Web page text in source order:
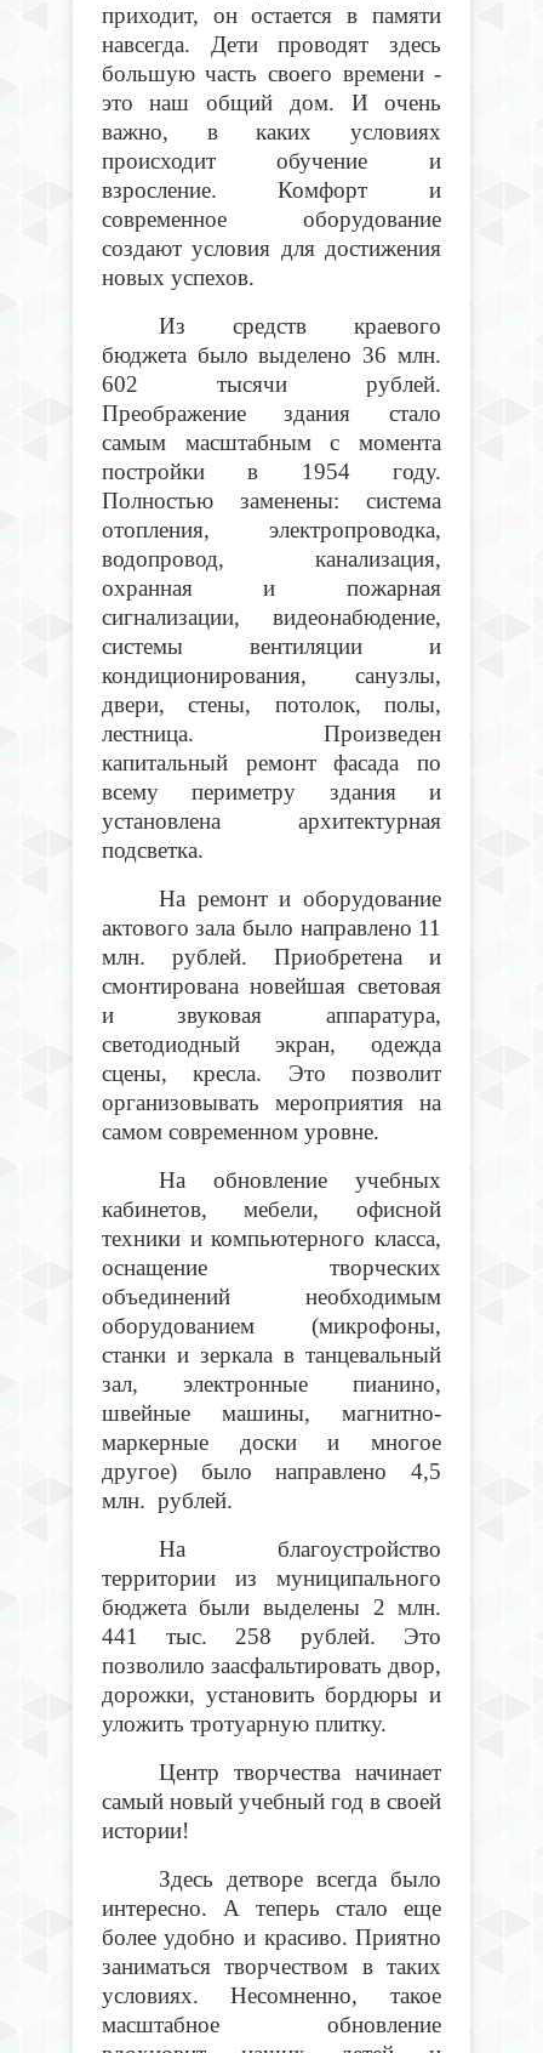
приходит, он остается в памяти
навсегда. Дети проводят здесь
большую часть своего времени -
это наш общий дом. И очень
важно, в каких условиях
происходит обучение и
взросление. Комфорт и
современное оборудование
создают условия для достижения
новых успехов.
Из средств краевого
бюджета было выделено 36 млн.
602 тысячи рублей.
Преображение здания стало
самым масштабным с момента
постройки в 1954 году.
Полностью заменены: система
отопления, электропроводка,
водопровод, канализация,
охранная и пожарная
сигнализации, видеонабюдение,
системы вентиляции и
кондиционирования, санузлы,
двери, стены, потолок, полы,
лестница. Произведен
капитальный ремонт фасада по
всему периметру здания и
установлена архитектурная
подсветка.
На ремонт и оборудование
актового зала было направлено 11
млн. рублей. Приобретена и
смонтирована новейшая световая
и звуковая аппаратура,
светодиодный экран, одежда
сцены, кресла. Это позволит
организовывать мероприятия на
самом современном уровне.
На обновление учебных
кабинетов, мебели, офисной
техники и компьютерного класса,
оснащение творческих
объединений необходимым
оборудованием (микрофоны,
станки и зеркала в танцевальный
зал, электронные пианино,
швейные машины, магнитно-
маркерные доски и многое
другое) было направлено 4,5
млн. рублей.
На благоустройство
территории из муниципального
бюджета были выделены 2 млн.
441 тыс. 258 рублей. Это
позволило заасфальтировать двор,
дорожки, установить бордюры и
уложить тротуарную плитку.
Центр творчества начинает
самый новый учебный год в своей
истории!
Здесь детворе всегда было
интересно. А теперь стало еще
более удобно и красиво. Приятно
заниматься творчеством в таких
условиях. Несомненно, такое
масштабное обновление